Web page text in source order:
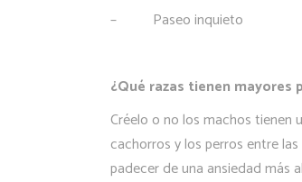
–
Paseo inquieto
¿Qué razas tienen
Créelo o no los machos tienen
cachorros y los perros entre
padecer de una ansiedad más